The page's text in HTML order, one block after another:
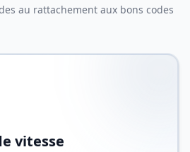
au rattachement aux bons codes
vitesse